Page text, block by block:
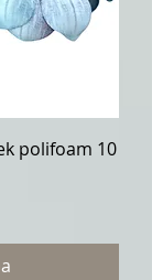
polifoam 10